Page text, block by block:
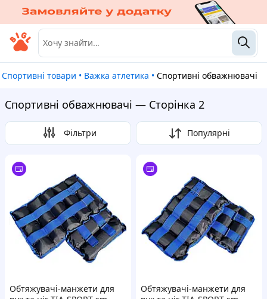
Спортивні товари • Важка атлетика • Спортивні обважнювачі
Спортивні обважнювачі — Сторінка 2
Фільтри Популярні
Обтяжувачі-манжети для
Обтяжувачі-манжети для